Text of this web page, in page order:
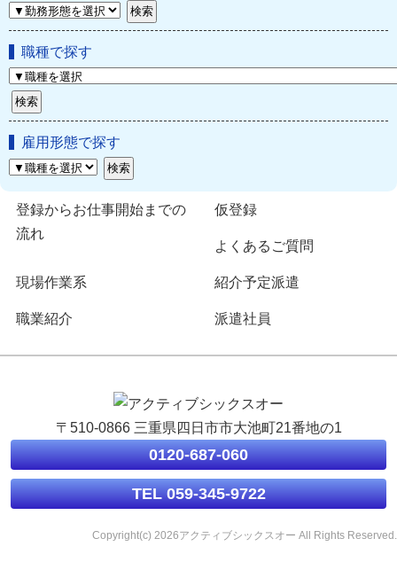
職種で探す
雇用形態で探す
登録からお仕事開始までの
流れ
仮登録
よくあるご質問
現場作業系 紹介予定派遣
職業紹介 派遣社員
〒510-0866 三重県四日市市大池町21番地の1
0120-687-060
TEL 059-345-9722
Copyright(c) 2026アクティブシックスオー All Rights Reserved.